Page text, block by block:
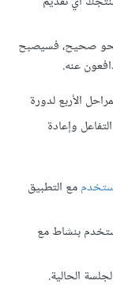
صحيح، فسيصبح
عنه.
الأربع لدورة
وإعادة
مع التطبيق
بنشاط مع
الحالية.